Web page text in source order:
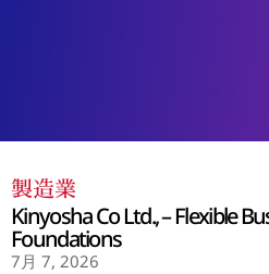
製造業
Kinyosha Co Ltd., – Flexible
Foundations
7月 7, 2026